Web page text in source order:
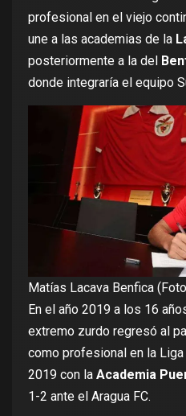
profesional en el viejo
une a las academias de la
posteriormente a la del
donde integraría el equipo
Matías Lacava Benfica
En el año 2019 a los 16
extremo zurdo regresó al
como profesional en la
2019 con la Academia
1-2 ante el Aragua FC.